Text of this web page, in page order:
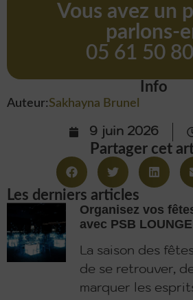
Vous avez un
parlons-
05 61 50
Info
Auteur:Sakhayna Brunel
9 juin 2026
Partager cet
Les derniers articles
Organisez vos
avec PSB LOUNGE
La saison des
de se retrouver,
marquer les